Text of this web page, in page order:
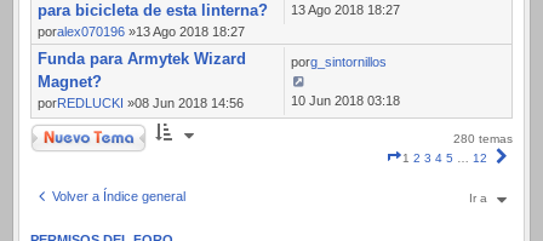
para bicicleta de esta linterna?
poralex070196 »13 Ago 2018 18:27
13 Ago 2018 18:27
Funda para Armytek Wizard
Magnet?
porREDLUCKI »08 Jun 2018 14:56
porg_sintornillos
10 Jun 2018 03:18
Nuevo Tema
280 temas
Página
1 2 3 4 5 … 12
Volver a Índice general Ir a